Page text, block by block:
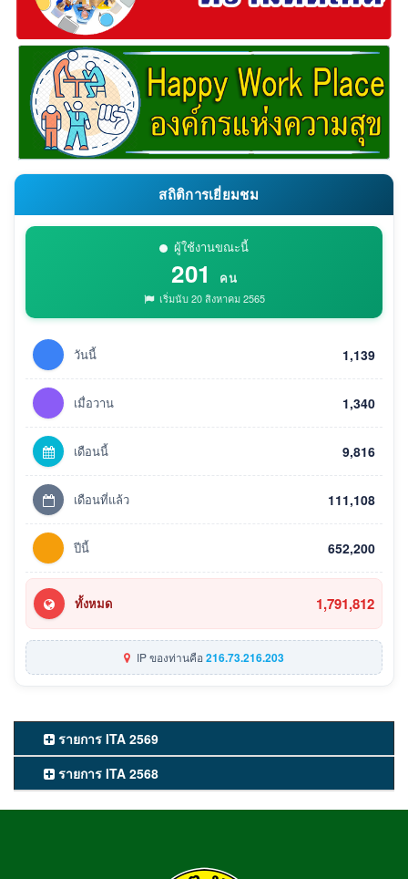
สถิติการเยี่ยมชม
ผู้ใช้งานขณะนี้
201 คน
เริ่มนับ 20 สิงหาคม 2565
วันนี้ 1,139
เมื่อวาน 1,340
เดือนนี้ 9,816
เดือนที่แล้ว 111,108
ปีนี้ 652,200
ทั้งหมด 1,791,812
IP ของท่านคือ216.73.216.203
รายการ ITA 2569
รายการ ITA 2568